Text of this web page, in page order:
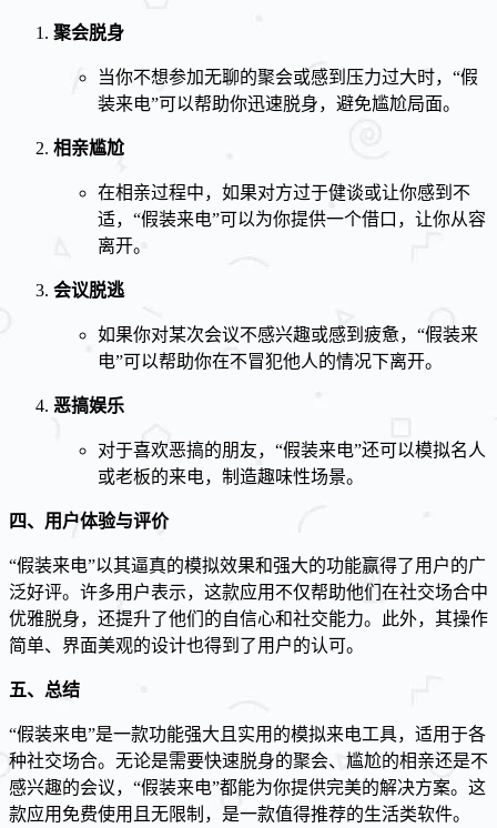
聚会脱身
当你不想参加无聊的聚会或感到压力过大时，“假
装来电”可以帮助你迅速脱身，避免尴尬局面。
相亲尴尬
在相亲过程中，如果对方过于健谈或让你感到不
适，“假装来电”可以为你提供一个借口，让你从容
离开。
会议脱逃
如果你对某次会议不感兴趣或感到疲惫，“假装来
电”可以帮助你在不冒犯他人的情况下离开。
恶搞娱乐
对于喜欢恶搞的朋友，“假装来电”还可以模拟名人
或老板的来电，制造趣味性场景。
四、用户体验与评价
“假装来电”以其逼真的模拟效果和强大的功能赢得了用户的广
泛好评。许多用户表示，这款应用不仅帮助他们在社交场合中
优雅脱身，还提升了他们的自信心和社交能力。此外，其操作
简单、界面美观的设计也得到了用户的认可。
五、总结
“假装来电”是一款功能强大且实用的模拟来电工具，适用于各
种社交场合。无论是需要快速脱身的聚会、尴尬的相亲还是不
感兴趣的会议，“假装来电”都能为你提供完美的解决方案。这
款应用免费使用且无限制，是一款值得推荐的生活类软件。